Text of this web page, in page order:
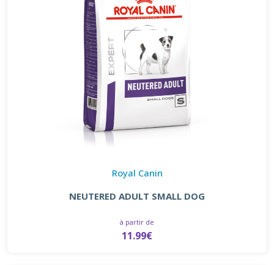
Royal Canin
NEUTERED ADULT SMALL DOG
à partir de
11.99€